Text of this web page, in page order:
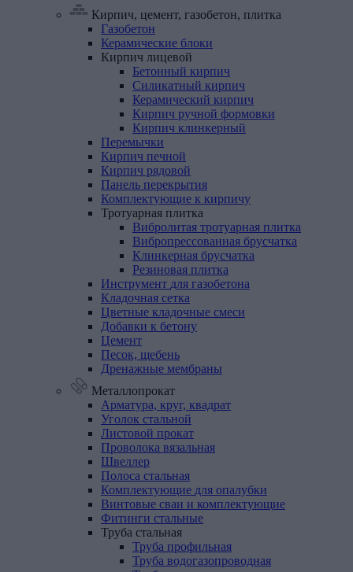
Кирпич, цемент, газобетон, плитка
Газобетон
Керамические блоки
Кирпич лицевой
Бетонный кирпич
Силикатный кирпич
Керамический кирпич
Кирпич ручной формовки
Кирпич клинкерный
Перемычки
Кирпич печной
Кирпич рядовой
Панель перекрытия
Комплектующие к кирпичу
Тротуарная плитка
Вибролитая тротуарная плитка
Вибропрессованная брусчатка
Клинкерная брусчатка
Резиновая плитка
Инструмент для газобетона
Кладочная сетка
Цветные кладочные смеси
Добавки к бетону
Цемент
Песок, щебень
Дренажные мембраны
Металлопрокат
Арматура, круг, квадрат
Уголок стальной
Листовой прокат
Проволока вязальная
Швеллер
Полоса стальная
Комплектующие для опалубки
Винтовые сваи и комплектующие
Фитинги стальные
Труба стальная
Труба профильная
Труба водогазопроводная